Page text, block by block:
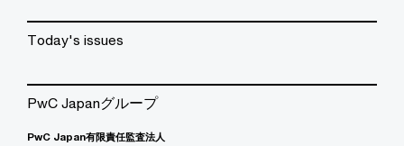
Today's issues
PwC Japanグループ
PwC Japan有限責任監査法人